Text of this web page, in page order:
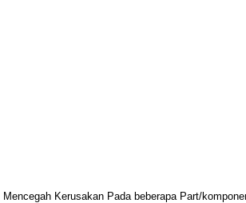
Kerusakan Pada beberapa Part/